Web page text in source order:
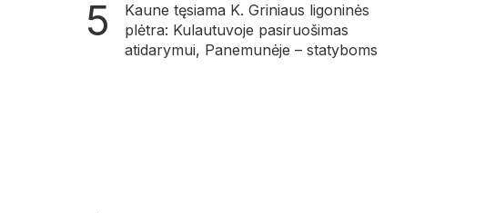
Kaune tęsiama K. Griniaus ligoninės
plėtra: Kulautuvoje pasiruošimas
atidarymui, Panemunėje – statyboms